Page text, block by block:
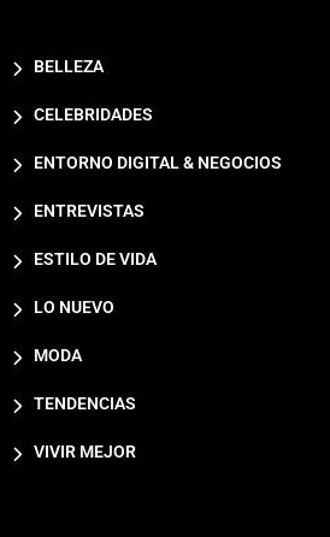
BELLEZA
CELEBRIDADES
ENTORNO DIGITAL & NEGOCIOS
ENTREVISTAS
ESTILO DE VIDA
LO NUEVO
MODA
TENDENCIAS
VIVIR MEJOR
relación